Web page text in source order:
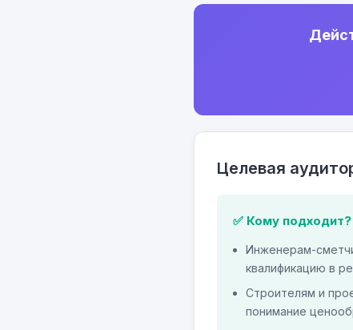
Целевая
✅ Кому подходит?
Инженерам-
квалификацию в
Строителям и
понимание